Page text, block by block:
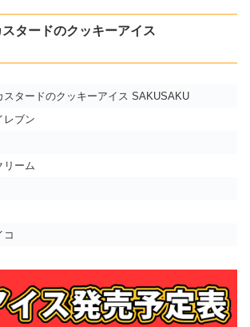
タードのクッキーアイス
スタードのクッキーアイス SAKUSAKU
レブン
リーム
コ